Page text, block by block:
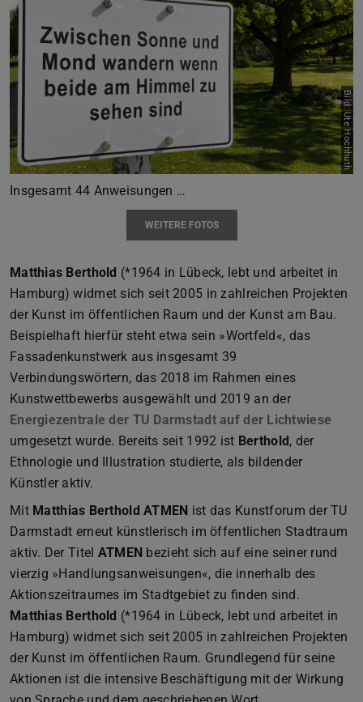
Bild: Ute Hochhuth
Insgesamt 44 Anweisungen …
Zurück Vor
WEITERE FOTOS
Matthias Berthold (*1964 in Lübeck, lebt und arbeitet in
Hamburg) widmet sich seit 2005 in zahlreichen Projekten
der Kunst im öffentlichen Raum und der Kunst am Bau.
Beispielhaft hierfür steht etwa sein »Wortfeld«, das
Fassadenkunstwerk aus insgesamt 39
Verbindungswörtern, das 2018 im Rahmen eines
Kunstwettbewerbs ausgewählt und 2019 an der
Energiezentrale der TU Darmstadt auf der Lichtwiese
umgesetzt wurde. Bereits seit 1992 ist Berthold, der
Ethnologie und Illustration studierte, als bildender
Künstler aktiv.
Mit Matthias Berthold ATMEN ist das Kunstforum der TU
Darmstadt erneut künstlerisch im öffentlichen Stadtraum
aktiv. Der Titel ATMEN bezieht sich auf eine seiner rund
vierzig »Handlungsanweisungen«, die innerhalb des
Aktionszeitraumes im Stadtgebiet zu finden sind.
Matthias Berthold (*1964 in Lübeck, lebt und arbeitet in
Hamburg) widmet sich seit 2005 in zahlreichen Projekten
der Kunst im öffentlichen Raum. Grundlegend für seine
Aktionen ist die intensive Beschäftigung mit der Wirkung